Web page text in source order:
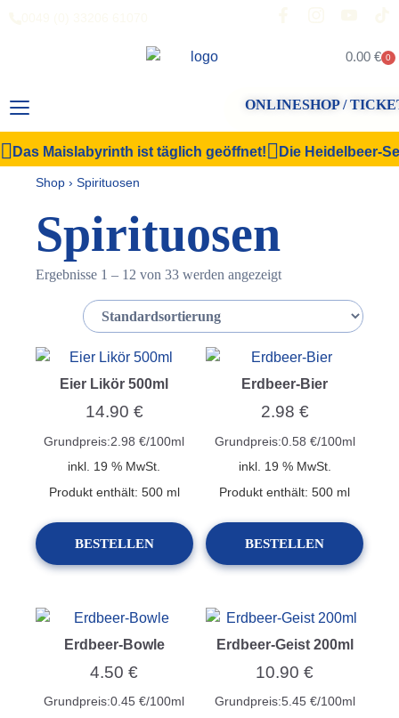
0.00 € 0
ONLINESHOP /
Das Maislabyrinth ist täglich geöffnet! Die Heidelbeer-
Shop › Spirituosen
Spirituosen
Ergebnisse 1 – 12 von 33 werden angezeigt
Eier Likör 500ml
14.90 €
Grundpreis:2.98€/100ml
inkl. 19 % MwSt.
Produkt enthält: 500 ml
BESTELLEN
Erdbeer-Bier
2.98 €
Grundpreis:0.58 €/100ml
inkl. 19 % MwSt.
Produkt enthält: 500 ml
BESTELLEN
Erdbeer-Bowle
4.50€
Grundpreis:0.45€/100ml
Erdbeer-Geist 200ml
10.90€
Grundpreis:5.45 €/100ml